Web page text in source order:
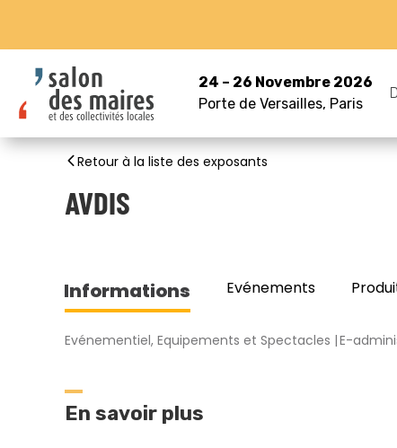
24 – 26 Novembre 2026
Porte de Versailles, Paris
Retour à la liste des exposants
AVDIS
Informations Evénements
Evénementiel, Equipements et Spectacles E-
En savoir plus